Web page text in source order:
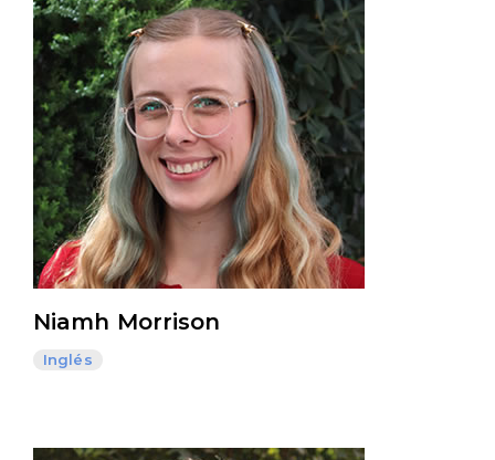
Niamh Morrison
Inglés